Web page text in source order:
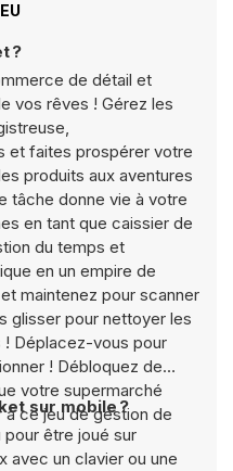
?
de détail et
vos rêves ! Gérez les
et faites prospérer votre
produits aux aventures
tâche donne vie à votre
en tant que caissier de
du temps et
en un empire de
maintenez pour scanner
glisser pour nettoyer les
Déplacez-vous pour
! Débloquez de
votre supermarché
à ce jeu de gestion de
sur mobile ?
être joué sur
avec un clavier ou une